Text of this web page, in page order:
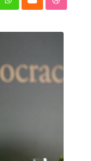
WhatsappCloud